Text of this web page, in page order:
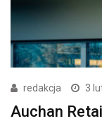
redakcja 3
Auchan